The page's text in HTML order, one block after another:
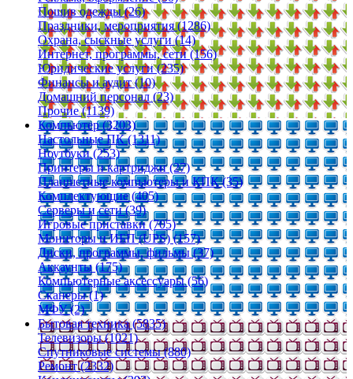
Пошив одежды (26)
Праздники, мероприятия (1286)
Охрана, сыскные услуги (14)
Интернет, программы, сети (156)
Юридические услуги (235)
Финансы и аудит (10)
Домашний персонал (23)
Прочие (1139)
Компьютер (3203)
Настольные ПК (1311)
Ноутбуки (253)
Принтеры и картриджи (27)
Планшетные компьютеры и КПК (35)
Комплектующие (405)
Серверы и сети (39)
Игровые приставки (705)
Мониторы и ИБП (UPS) (157)
Диски, программы, фильмы (37)
Аккаунты (175)
Компьютерные аксессуары (56)
Сканеры (1)
МФУ (2)
Бытовая техника (5835)
Телевизоры (1021)
Спутниковые системы (880)
Ремонт (2332)